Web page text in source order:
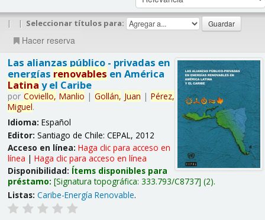
| | Seleccionar títulos para:
Hacer reserva
Las alianzas público - privadas en
energías renovables en América
Latina y el Caribe
por Coviello, Manlio | Gollán, Juan | Pérez,
Miguel.
Idioma: Español
Editor: Santiago de Chile: CEPAL, 2012
Acceso en línea: Haga clic para acceso en
línea | Haga clic para acceso en línea
Disponibilidad: Ítems disponibles para
préstamo: Signatura topográfica: 333.793/C8737 (2).
Listas: Caribe-Energía Renovable.